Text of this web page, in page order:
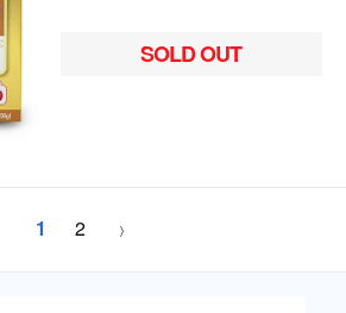
SOLD OUT
1 2